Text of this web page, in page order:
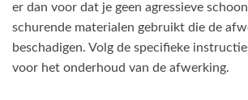
er dan voor dat je geen agressieve
schurende materialen gebruikt die de
beschadigen. Volg de specifieke
voor het onderhoud van de afwerking.